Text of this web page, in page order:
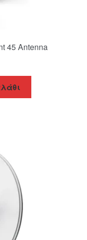
45 Antenna